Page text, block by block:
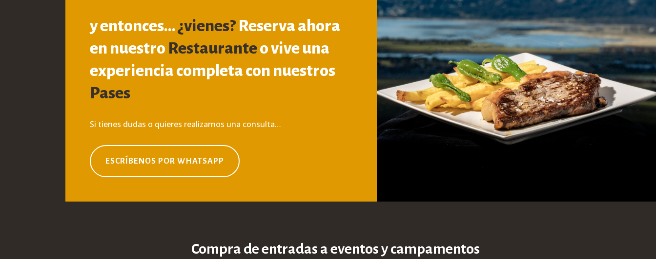
y entonces…¿vienes?Reserva ahora
en nuestro Restauranteo vive una
experiencia completa con nuestros
Pases
Si tienes dudas o quieres realizarnos una consulta…
ESCRÍBENOS POR WHATSAPP
Compra de entradas a eventos y campamentos